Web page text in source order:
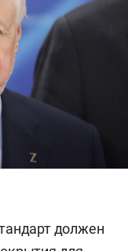
должен